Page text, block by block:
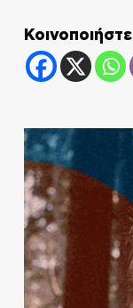
Κοινοποιήστε